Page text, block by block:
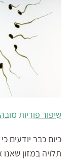
שיפור פוריות
כיום כבר יודעים
תלויה במזון שאנו